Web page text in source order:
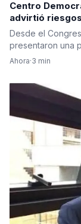
Centro
advirtió
Desde el
presentaron una
Ahora·3 min